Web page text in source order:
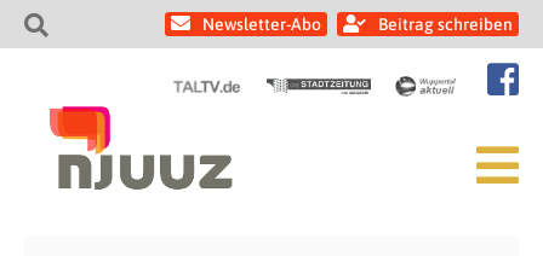
Newsletter-Abo Beitrag schreiben